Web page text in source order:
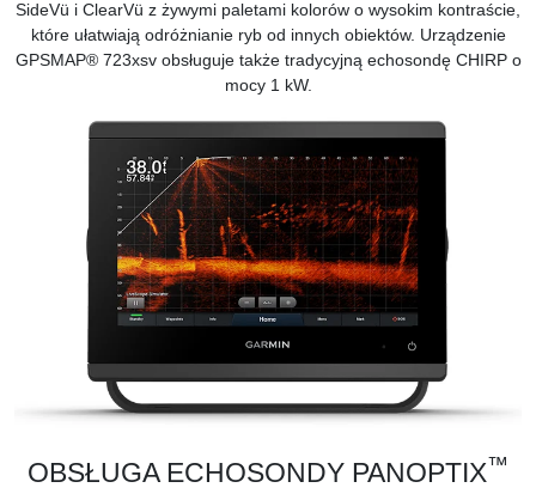
SideVü i ClearVü z żywymi paletami kolorów o wysokim kontraście,
które ułatwiają odróżnianie ryb od innych obiektów. Urządzenie
GPSMAP® 723xsv obsługuje także tradycyjną echosondę CHIRP o
mocy 1 kW.
OBSŁUGA ECHOSONDY PANOPTIX™